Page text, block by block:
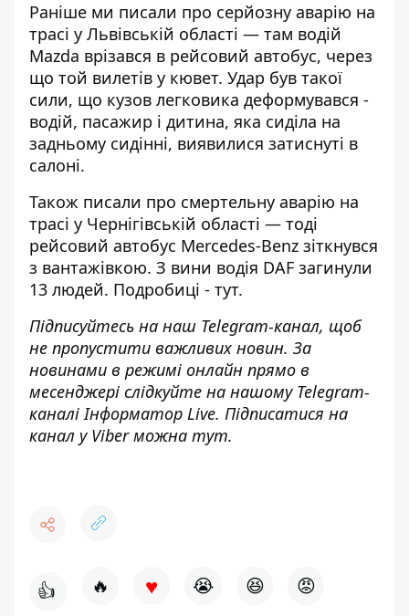
Раніше ми писали про серйозну аварію на
трасі у Львівській області — там водій
Mazda врізався в рейсовий автобус, через
що той вилетів у кювет. Удар був такої
сили, що кузов легковика деформувався -
водій, пасажир і дитина, яка сиділа на
задньому сидінні, виявилися затиснуті в
салоні.
Також писали про смертельну аварію на
трасі у Чернігівській області — тоді
рейсовий автобус Mercedes-Benz зіткнувся
з вантажівкою. З вини водія DAF загинули
13 людей. Подробиці - тут.
Підписуйтесь на наш Telegram-канал, щоб
не пропустити важливих новин. За
новинами в режимі онлайн прямо в
месенджері слідкуйте на нашому Telegram-
каналіІнформатор Live. Підписатися на
канал у Viber можна тут.
👍 🔥 ♥ 😭 😆 😡